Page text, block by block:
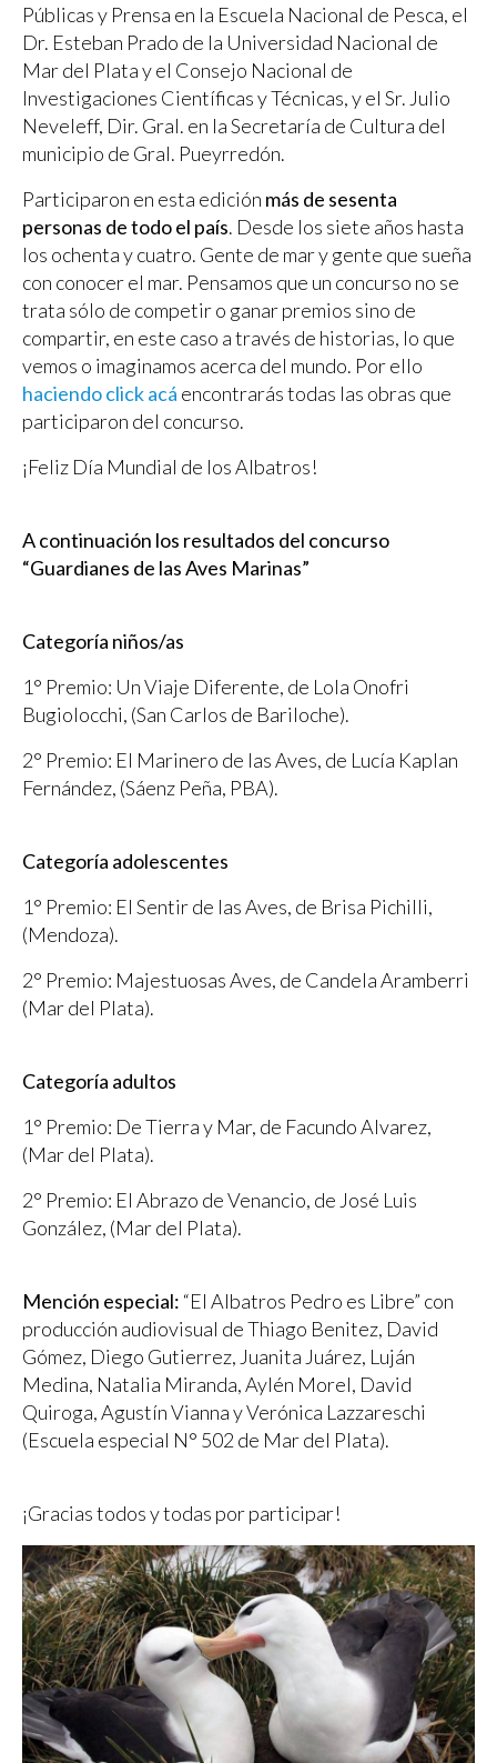
Públicas y Prensa en la Escuela Nacional de Pesca, el
Dr. Esteban Prado de la Universidad Nacional de
Mar del Plata y el Consejo Nacional de
Investigaciones Científicas y Técnicas, y el Sr. Julio
Neveleff, Dir. Gral. en la Secretaría de Cultura del
municipio de Gral. Pueyrredón.
Participaron en esta edición más de sesenta
personas de todo el país. Desde los siete años hasta
los ochenta y cuatro. Gente de mar y gente que sueña
con conocer el mar. Pensamos que un concurso no se
trata sólo de competir o ganar premios sino de
compartir, en este caso a través de historias, lo que
vemos o imaginamos acerca del mundo. Por ello
haciendo click acá encontrarás todas las obras que
participaron del concurso.
¡Feliz Día Mundial de los Albatros!
A continuación los resultados del concurso
“Guardianes de las Aves Marinas”
Categoría niños/as
1° Premio: Un Viaje Diferente, de Lola Onofri
Bugiolocchi, (San Carlos de Bariloche).
2° Premio: El Marinero de las Aves, de Lucía Kaplan
Fernández, (Sáenz Peña, PBA).
Categoría adolescentes
1° Premio: El Sentir de las Aves, de Brisa Pichilli,
(Mendoza).
2° Premio: Majestuosas Aves, de Candela Aramberri
(Mar del Plata).
Categoría adultos
1° Premio: De Tierra y Mar, de Facundo Alvarez,
(Mar del Plata).
2° Premio: El Abrazo de Venancio, de José Luis
González, (Mar del Plata).
Mención especial: “El Albatros Pedro es Libre” con
producción audiovisual de Thiago Benitez, David
Gómez, Diego Gutierrez, Juanita Juárez, Luján
Medina, Natalia Miranda, Aylén Morel, David
Quiroga, Agustín Vianna y Verónica Lazzareschi
(Escuela especial N° 502 de Mar del Plata).
¡Gracias todos y todas por participar!